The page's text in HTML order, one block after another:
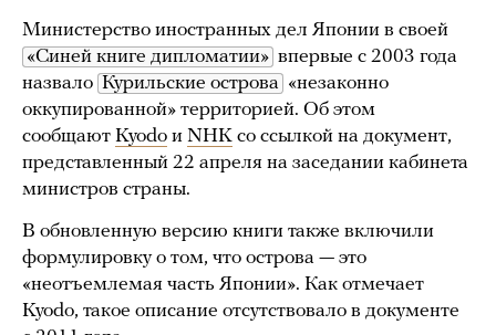
Министерство иностранных дел Японии в своей
«Синей книге дипломатии» впервые с 2003 года
назвало Курильские острова «незаконно
оккупированной» территорией. Об этом
сообщают Kyodo и NHK со ссылкой на документ,
представленный 22 апреля на заседании кабинета
министров страны.
В обновленную версию книги также включили
формулировку о том, что острова — это
«неотъемлемая часть Японии». Как отмечает
Kyodo, такое описание отсутствовало в документе